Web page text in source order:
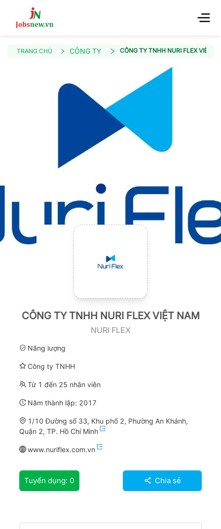
TRANG CHỦ CÔNG TY CÔNG TY TNHH NURI FLEX VIỆT
CÔNG TY TNHH NURI FLEX VIỆT NAM
NURI FLEX
Năng lượng
Công ty TNHH
Từ 1 đến 25 nhân viên
Năm thành lập: 2017
1/10 Đường số 33, Khu phố 2, Phường An Khánh,
Quận 2, TP. Hồ Chí Minh
www.nuriflex.com.vn
Tuyển dụng: 0 Chia sẻ